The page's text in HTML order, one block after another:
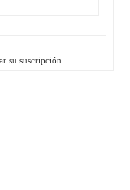
su suscripción.